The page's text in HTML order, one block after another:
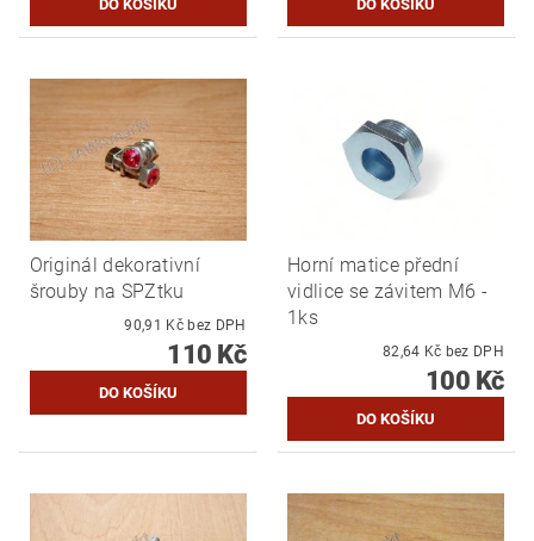
Originál dekorativní
šrouby na SPZtku
90,91 Kč bez DPH
110 Kč
Horní matice přední
vidlice se závitem M6 -
1ks
82,64 Kč bez DPH
100 Kč